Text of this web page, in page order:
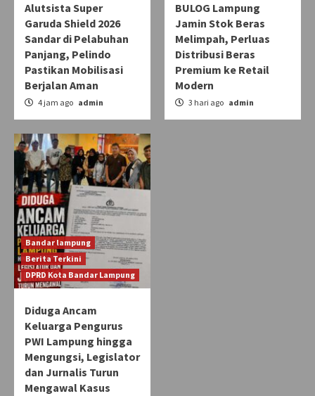
Alutsista Super
Garuda Shield 2026
Sandar di Pelabuhan
Panjang, Pelindo
Pastikan Mobilisasi
Berjalan Aman
4 jam ago admin
BULOG Lampung
Jamin Stok Beras
Melimpah, Perluas
Distribusi Beras
Premium ke Retail
Modern
3 hari ago admin
Bandar lampung
Berita Terkini
DPRD Kota Bandar Lampung
Diduga Ancam
Keluarga Pengurus
PWI Lampung hingga
Mengungsi, Legislator
dan Jurnalis Turun
Mengawal Kasus